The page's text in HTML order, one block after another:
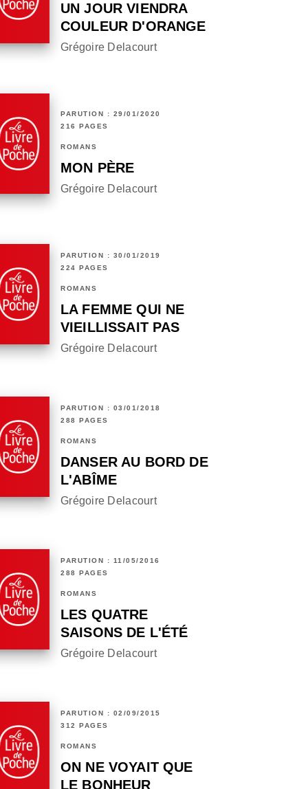
UN JOUR VIENDRA
COULEUR D'ORANGE
Grégoire Delacourt
PARUTION : 29/01/2020
216 PAGES
ROMANS
MON PÈRE
Grégoire Delacourt
PARUTION : 30/01/2019
224 PAGES
ROMANS
LA FEMME QUI NE
VIEILLISSAIT PAS
Grégoire Delacourt
PARUTION : 03/01/2018
288 PAGES
ROMANS
DANSER AU BORD DE
L'ABÎME
Grégoire Delacourt
PARUTION : 11/05/2016
288 PAGES
ROMANS
LES QUATRE
SAISONS DE L'ÉTÉ
Grégoire Delacourt
PARUTION : 02/09/2015
312 PAGES
ROMANS
ON NE VOYAIT QUE
LE BONHEUR